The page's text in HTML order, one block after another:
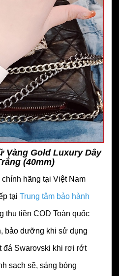
Vàng Gold Luxury Dây
(40mm)
chính hãng tại Việt Nam
tại Trung tâm bảo hành
thu tiền COD Toàn quốc
bảo dưỡng khi sử dụng
đá Swarovski khi rơi rớt
sạch sẽ, sáng bóng